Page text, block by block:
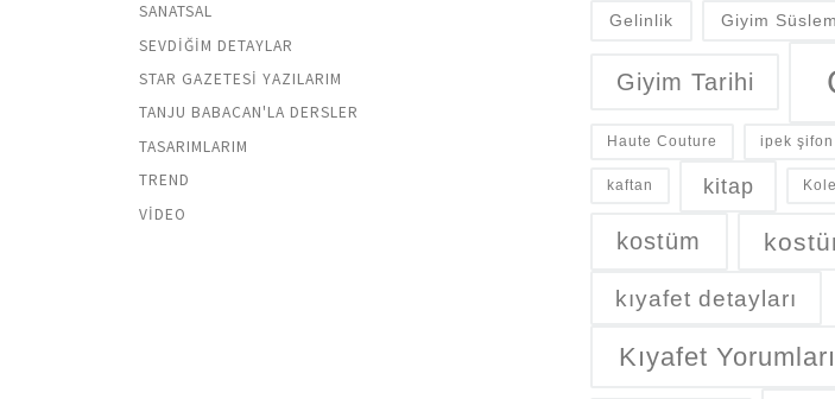
SANATSAL
SEVDIĞIM DETAYLAR
STAR GAZETESI YAZILARIM
TANJU BABACAN'LA DERSLER
TASARIMLARIM
TREND
VIDEO
Gelinlik Giyim
Giyim Tarihi
Haute Couture ipek şifon
kaftan kitap
kostüm
kıyafet detayları
Kıyafet Yorumları